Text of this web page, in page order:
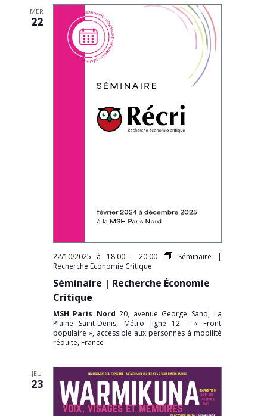
MER
22
22/10/2025 à 18:00- 20:00
Séminaire |
Recherche Économie Critique
Séminaire | Recherche Économie
Critique
MSH Paris Nord20, avenue George Sand, La
Plaine Saint-Denis, Métro ligne 12 : « Front
populaire », accessible aux personnes à mobilité
réduite, France
JEU
23